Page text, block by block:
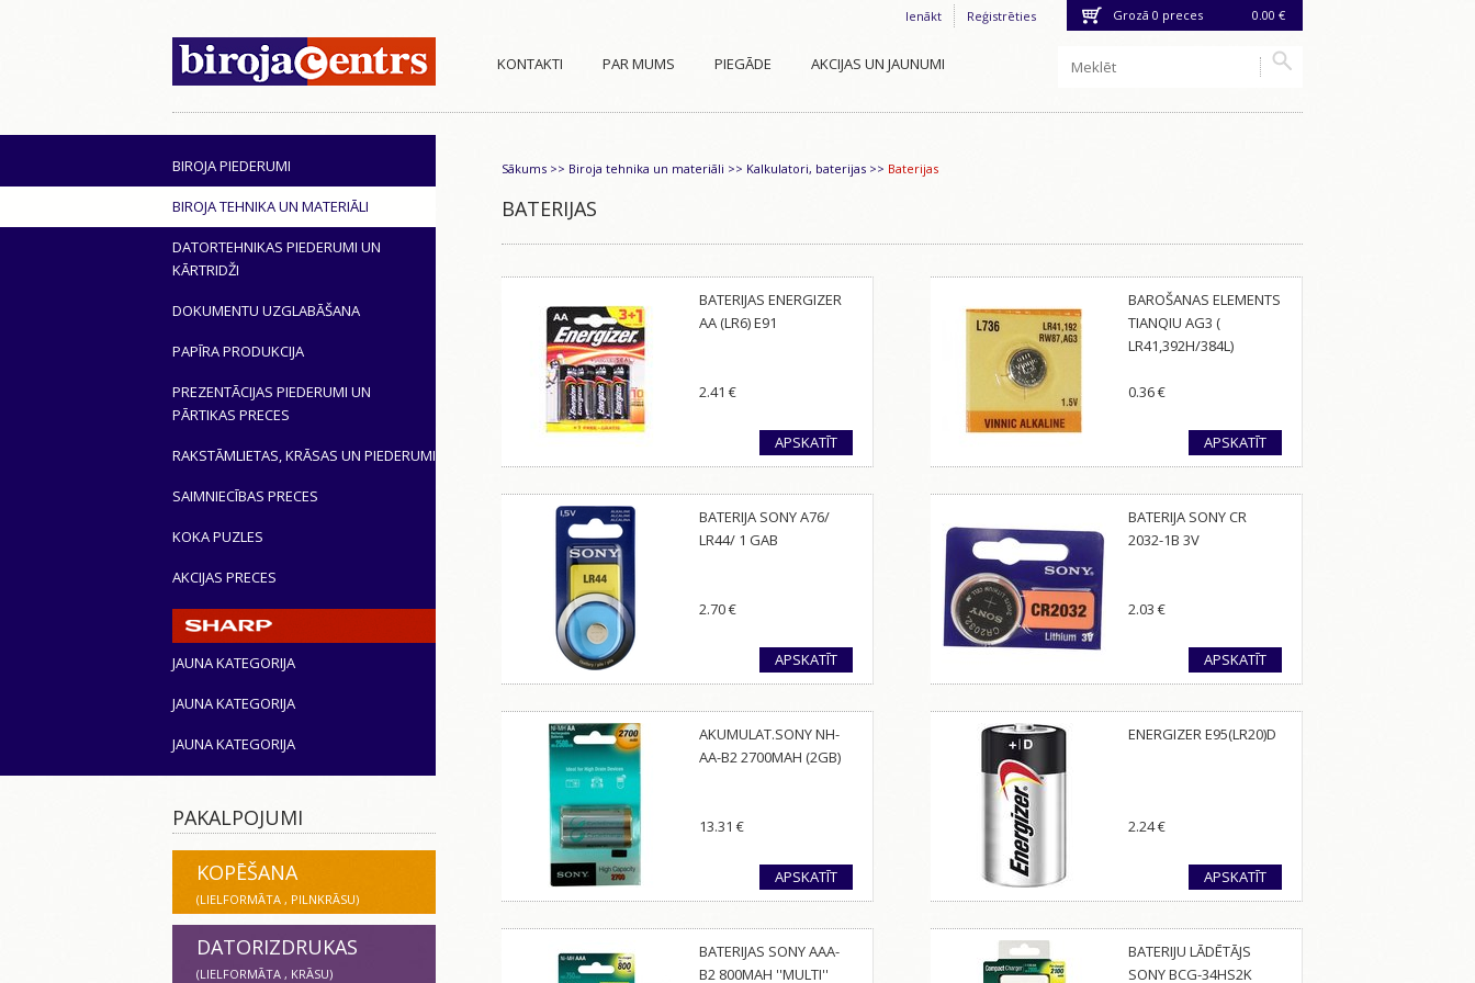
Grozā 0 preces 0.00 €
Ienākt Reģistrēties
KONTAKTI PAR MUMS PIEGĀDE AKCIJAS UN JAUNUMI
BIROJA PIEDERUMI
BIROJA TEHNIKA UN MATERIĀLI
DATORTEHNIKAS PIEDERUMI UN
KĀRTRIDŽI
DOKUMENTU UZGLABĀŠANA
PAPĪRA PRODUKCIJA
PREZENTĀCIJAS PIEDERUMI UN
PĀRTIKAS PRECES
RAKSTĀMLIETAS, KRĀSAS UN PIEDERUMI
SAIMNIECĪBAS PRECES
KOKA PUZLES
AKCIJAS PRECES
JAUNA KATEGORIJA
JAUNA KATEGORIJA
JAUNA KATEGORIJA
Sākums >> Biroja tehnika un materiāli >> Kalkulatori, baterijas >> Baterijas
BATERIJAS
BATERIJAS ENERGIZER
AA (LR6) E91
2.41 €
APSKATĪT
BAROŠANAS ELEMENTS
TIANQIU AG3 (
LR41,392H/384L)
0.36€
APSKATĪT
BATERIJA SONY A76/
LR44/ 1 GAB
2.70€
APSKATĪT
BATERIJA SONY CR
2032-1B 3V
2.03 €
APSKATĪT
AKUMULAT.SONY NH-
AA-B2 2700MAH (2GB)
13.31 €
APSKATĪT
ENERGIZER E95(LR20)D
2.24€
APSKATĪT
BATERIJAS SONY AAA-
B2 800MAH ''MULTI''
BATERIJU LĀDĒTĀJS
SONY BCG-34HS2K
PAKALPOJUMI
KOPĒŠANA
(LIELFORMĀTA , PILNKRĀSU)
DATORIZDRUKAS
(LIELFORMĀTA , KRĀSU)